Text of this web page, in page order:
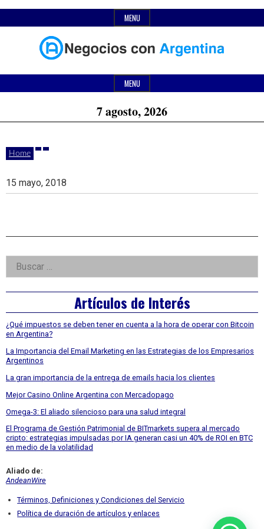
to
MENU
Negocios
con
Argentina
Últimas
noticias,
comunicados
actualidad
de
Header
MENU
7 agosto, 2026
Home
15 mayo, 2018
Right
Asides
Buscar:
Artículos de Interés
¿Qué impuestos se deben tener en cuenta a la hora de operar con Bitcoin
en Argentina?
La Importancia del Email Marketing en las Estrategias de los Empresarios
Argentinos
La gran importancia de la entrega de emails hacia los clientes
Mejor Casino Online Argentina con Mercadopago
Omega-3: El aliado silencioso para una salud integral
El Programa de Gestión Patrimonial de BITmarkets supera al mercado
cripto: estrategias impulsadas por IA generan casi un 40% de ROI en BTC
en medio de la volatilidad
Aliado de:
AndeanWire
Términos, Definiciones y Condiciones del Servicio
Política de duración de artículos y enlaces